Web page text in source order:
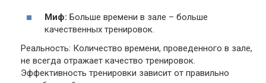
Миф: Больше времени в зале – больше
качественных тренировок.
Реальность: Количество времени, проведенного в зале,
не всегда отражает качество тренировок.
Эффективность тренировки зависит от правильно